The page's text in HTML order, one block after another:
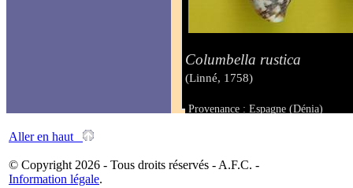
Columbella rustica
(Linné, 1758)
Provenance : Espagne (Dénia)
Aller en haut
© Copyright 2026 - Tous droits réservés - A.F.C. -
Information légale.